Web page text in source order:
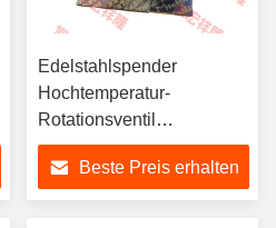
Edelstahlspender
Hochtemperatur-
Rotationsventil
pneumatisch
Beste Preis erhalten